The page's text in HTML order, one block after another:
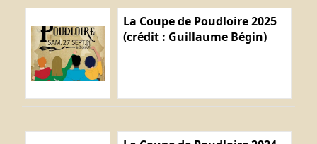
La Coupe de Poudloire 2025
(crédit : Guillaume Bégin)